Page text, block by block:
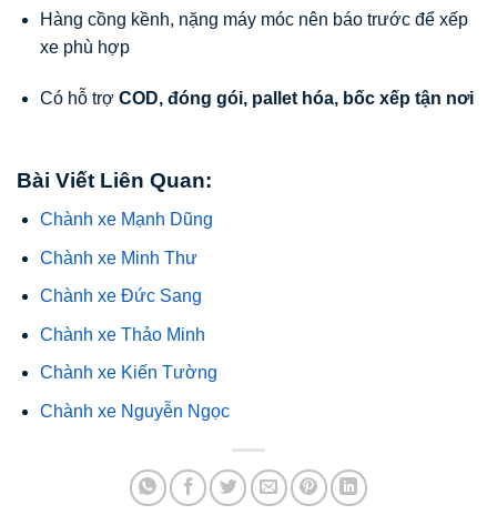
Hàng cồng kềnh, nặng máy móc nên báo trước để xếp
xe phù hợp
Có hỗ trợ COD, đóng gói, pallet hóa, bốc xếp tận nơi
Bài Viết Liên Quan:
Chành xe Mạnh Dũng
Chành xe Minh Thư
Chành xe Đức Sang
Chành xe Thảo Minh
Chành xe Kiến Tường
Chành xe Nguyễn Ngọc